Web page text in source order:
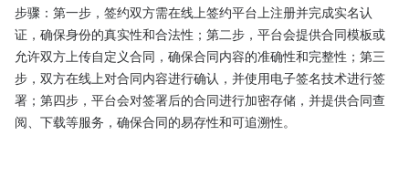
步骤：第一步，签约双方需在线上签约平台上注册并完成实名认
证，确保身份的真实性和合法性；第二步，平台会提供合同模板或
允许双方上传自定义合同，确保合同内容的准确性和完整性；第三
步，双方在线上对合同内容进行确认，并使用电子签名技术进行签
署；第四步，平台会对签署后的合同进行加密存储，并提供合同查
阅、下载等服务，确保合同的易存性和可追溯性。